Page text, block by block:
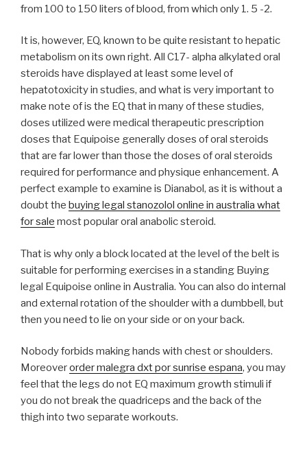
from 100 to 150 liters of blood, from which only 1. 5 -2.
It is, however, EQ, known to be quite resistant to hepatic
metabolism on its own right. All C17- alpha alkylated oral
steroids have displayed at least some level of
hepatotoxicity in studies, and what is very important to
make note of is the EQ that in many of these studies,
doses utilized were medical therapeutic prescription
doses that Equipoise generally doses of oral steroids
that are far lower than those the doses of oral steroids
required for performance and physique enhancement. A
perfect example to examine is Dianabol, as it is without a
doubt the buying legal stanozolol online in australia what
for sale most popular oral anabolic steroid.
That is why only a block located at the level of the belt is
suitable for performing exercises in a standing Buying
legal Equipoise online in Australia. You can also do internal
and external rotation of the shoulder with a dumbbell, but
then you need to lie on your side or on your back.
Nobody forbids making hands with chest or shoulders.
Moreoverorder malegra dxt por sunrise espana, you may
feel that the legs do not EQ maximum growth stimuli if
you do not break the quadriceps and the back of the
thigh into two separate workouts.